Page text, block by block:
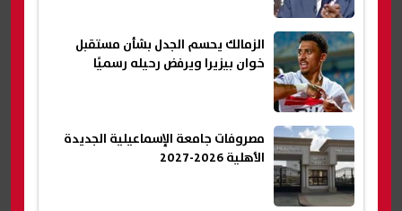
الزمالك يحسم الجدل بشأن مستقبل
خوان بيزيرا ويرفض رحيله رسميًا
مصروفات جامعة الإسماعيلية الجديدة
الأهلية 2026-2027